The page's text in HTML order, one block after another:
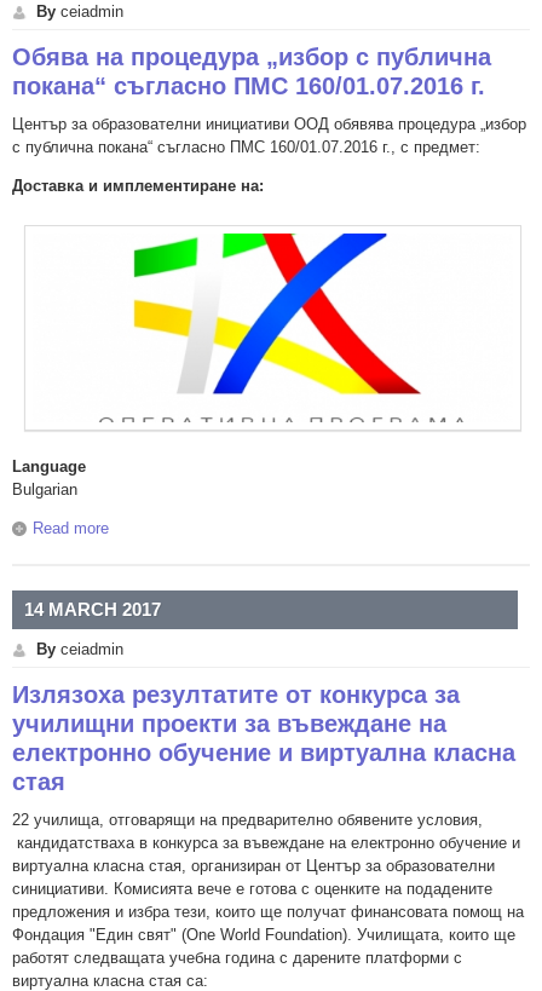
By ceiadmin
Обява на процедура „избор с публична
покана“ съгласно ПМС 160/01.07.2016 г.
Център за образователни инициативи ООД обявява процедура „избор
с публична покана“ съгласно ПМС 160/01.07.2016 г., с предмет:
Доставка и имплементиране на:
Language
Bulgarian
Read more
14 MARCH 2017
By ceiadmin
Излязоха резултатите от конкурса за
училищни проекти за въвеждане на
електронно обучение и виртуална класна
стая
22 училища, отговарящи на предварително обявените условия,
кандидатстваха в конкурса за въвеждане на електронно обучение и
виртуална класна стая, организиран от Център за образователни
cинициативи. Комисията вече е готова с оценките на подадените
предложения и избра тези, които ще получат финансовата помощ на
Фондация "Един свят" (One World Foundation). Училищата, които ще
работят следващата учебна година с дарените платформи с
виртуална класна стая са: